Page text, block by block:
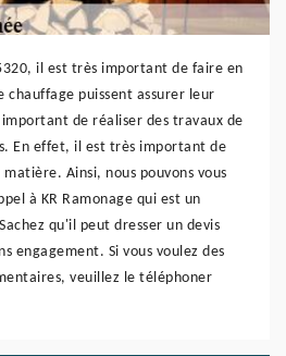
il est très important de faire en
chauffage puissent assurer leur
de réaliser des travaux de
En effet, il est très important de
Ainsi, nous pouvons vous
à KR Ramonage qui est un
qu'il peut dresser un devis
engagement. Si vous voulez des
veuillez le téléphoner